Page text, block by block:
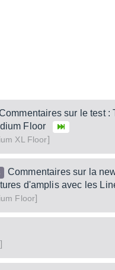
sur le test :
Floor
XL Floor]
Commentaires sur la
d'amplis avec les
Floor]
]